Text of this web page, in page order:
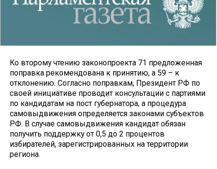
Ко второму чтению законопроекта 71 предложенная
поправка рекомендована к принятию, а 59 – к
отклонению. Согласно поправкам, Президент РФ по
своей инициативе проводит консультации с партиями
по кандидатам на пост губернатора, а процедура
самовыдвижения определяется законами субъектов
РФ. В случае самовыдвижения кандидат обязан
получить поддержку от 0,5 до 2 процентов
избирателей, зарегистрированных на территории
региона.